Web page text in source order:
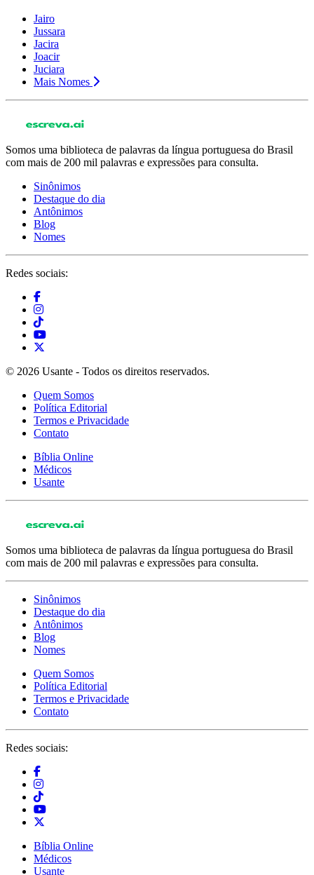
Jairo
Jussara
Jacira
Joacir
Juciara
Mais Nomes
Somos uma biblioteca de palavras da língua portuguesa do Brasil
com mais de 200 mil palavras e expressões para consulta.
Sinônimos
Destaque do dia
Antônimos
Blog
Nomes
Redes sociais:
© 2026 Usante - Todos os direitos reservados.
Quem Somos
Política Editorial
Termos e Privacidade
Contato
Bíblia Online
Médicos
Usante
Somos uma biblioteca de palavras da língua portuguesa do Brasil
com mais de 200 mil palavras e expressões para consulta.
Sinônimos
Destaque do dia
Antônimos
Blog
Nomes
Quem Somos
Política Editorial
Termos e Privacidade
Contato
Redes sociais:
Bíblia Online
Médicos
Usante